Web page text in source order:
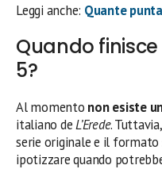
Leggi anche: Quante
Quando finisce
5?
Al momento non esiste
italiano deL’Erede.
serie originale e il formato
ipotizzare quando